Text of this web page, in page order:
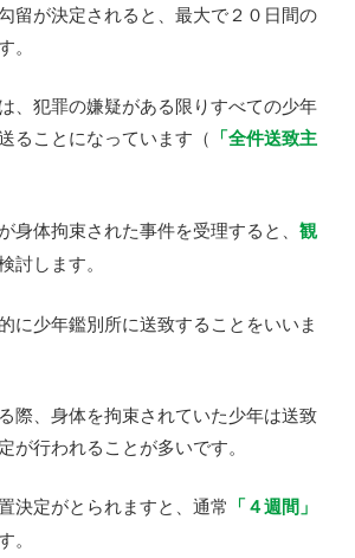
留が決定されると、最大で２０日間の
。
、犯罪の嫌疑がある限りすべての少年
ることになっています（ 「全件送致主
身体拘束された事件を受理すると、観
討します。
に少年鑑別所に送致することをいいま
際、身体を拘束されていた少年は送致
が行われることが多いです。
決定がとられますと、通常 「４週間」
。